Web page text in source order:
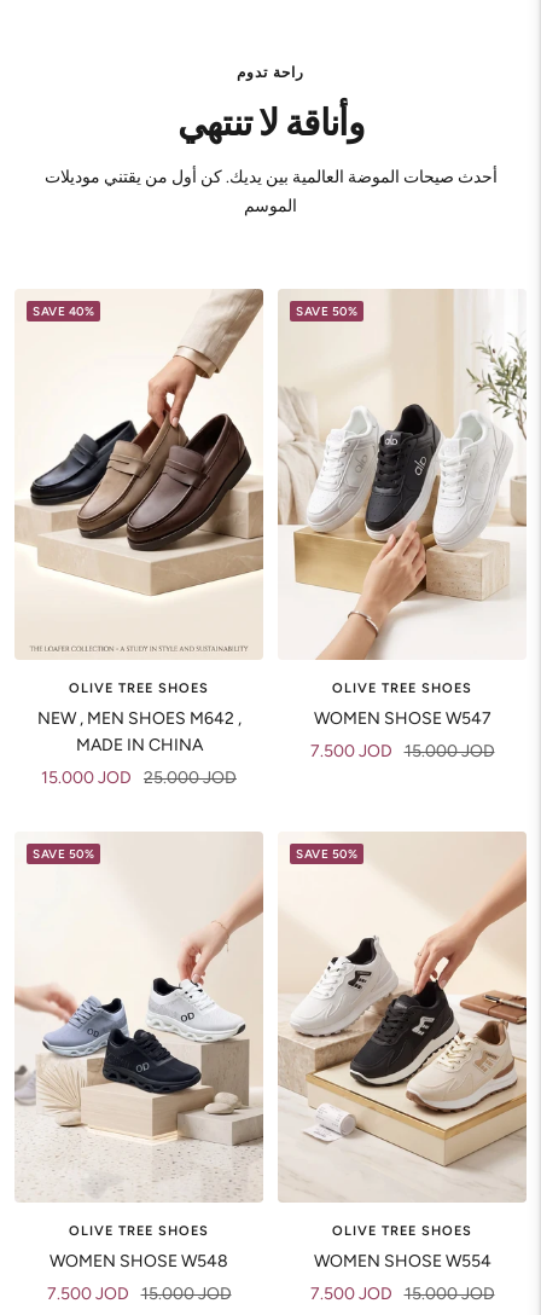
راحة تدوم
وأناقة لا تنتهي
أحدث صيحات الموضة العالمية بين يديك. كن أول من يقتني موديلات
الموسم
SAVE 40%
OLIVE TREE SHOES
NEW , MEN SHOES M642 ,
MADE IN CHINA
Sale
15.000 JOD
Regular
25.000 JOD
SAVE 50%
OLIVE TREE SHOES
WOMEN SHOSE W547
Sale
7.500 JOD Regular
15.000 JOD
SAVE 50%
OLIVE TREE SHOES
WOMEN SHOSE W548
Sale
7.500 JOD Regular
15.000 JOD
SAVE 50%
OLIVE TREE SHOES
WOMEN SHOSE W554
Sale
7.500 JOD Regular
15.000 JOD